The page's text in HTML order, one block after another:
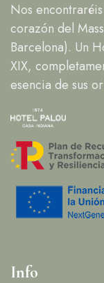
Nos
corazón del
Barcelona). Un
XIX,
esencia de sus
Info